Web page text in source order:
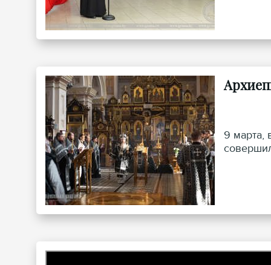
9 марта,